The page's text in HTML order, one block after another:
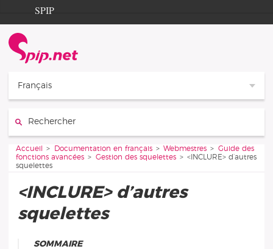
Aller au contenu
Aller à la navigation
SPIP
Documentation
Contribution
Français
Vous êtes ici :
Accueil Documentation en français Webmestres
Guide des
fonctions avancées
Gestion des squelettes
<INCLURE> d’autres
squelettes
<INCLURE> d’autres
squelettes
SOMMAIRE